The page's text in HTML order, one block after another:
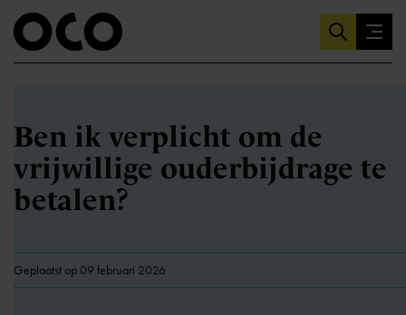
Ben ik verplicht om de
vrijwillige ouderbijdrage te
betalen?
Geplaatst op 09 februari 2026